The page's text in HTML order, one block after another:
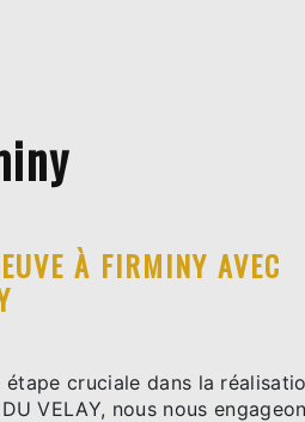
À FIRMINY AVEC
cruciale dans la
VELAY, nous nous